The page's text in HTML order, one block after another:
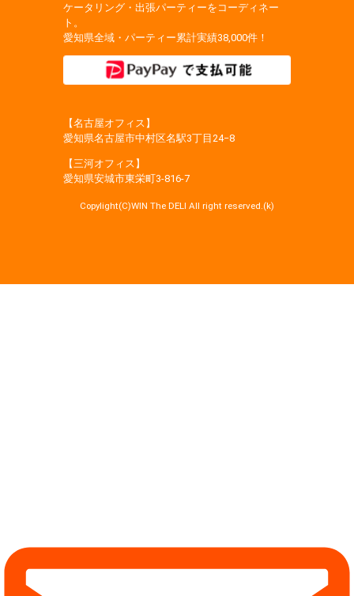
ケータリング・出張パーティーをコーディネー
ト。
愛知県全域・パーティー累計実績38,000件！
【名古屋オフィス】
愛知県名古屋市中村区名駅3丁目24−8
【三河オフィス】
愛知県安城市東栄町3‐816‐7
Copylight(C)WIN The DELI All right reserved.(k)